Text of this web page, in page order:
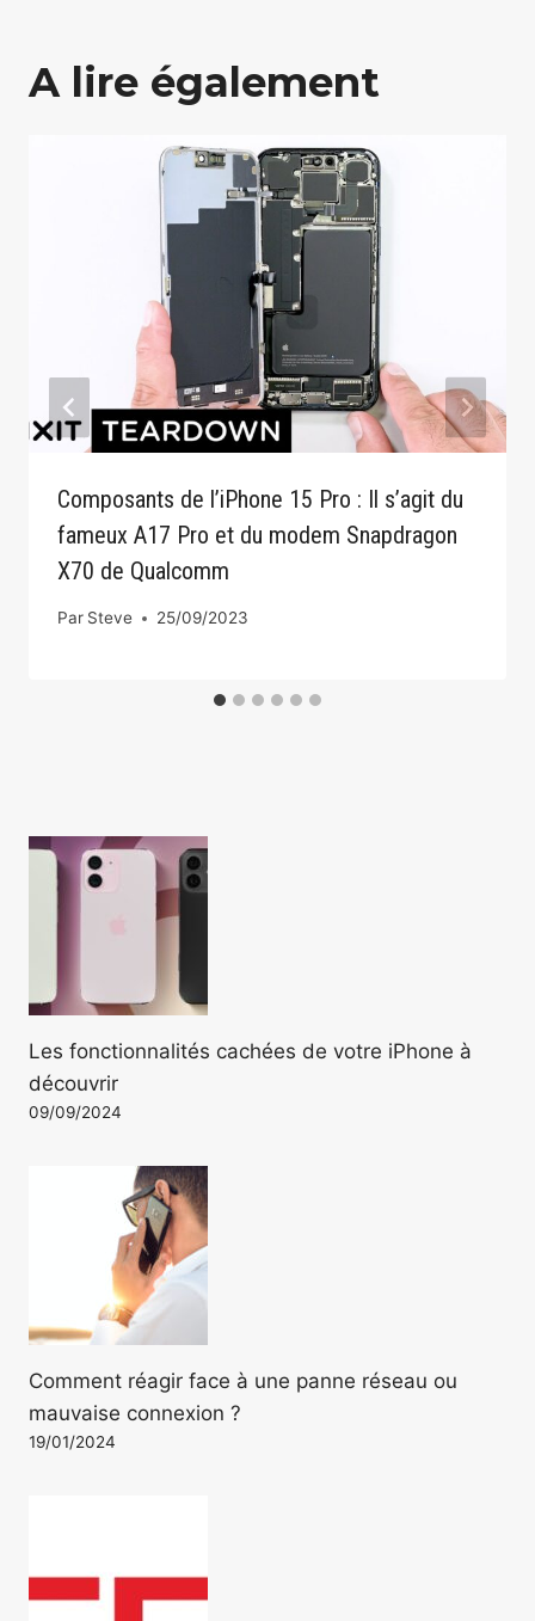
A lire également
Composants de l’iPhone 15 Pro : Il s’agit du
fameux A17 Pro et du modem Snapdragon
X70 de Qualcomm
Par Steve 25/09/2023
Les fonctionnalités cachées de votre iPhone à
découvrir
09/09/2024
Comment réagir face à une panne réseau ou
mauvaise connexion ?
19/01/2024